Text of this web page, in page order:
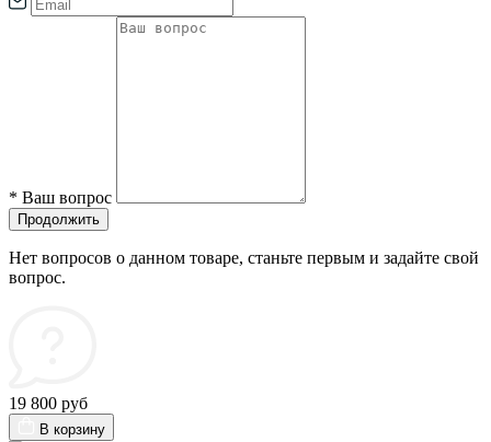
* Ваш вопрос
Продолжить
Нет вопросов о данном товаре, станьте первым и задайте свой
вопрос.
19 800 руб
В корзину